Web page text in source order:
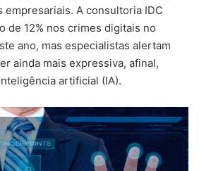
empresariais. A consultoria IDC
de 12% nos crimes digitais no
ano, mas especialistas alertam
ainda mais expressiva, afinal,
artificial (IA).